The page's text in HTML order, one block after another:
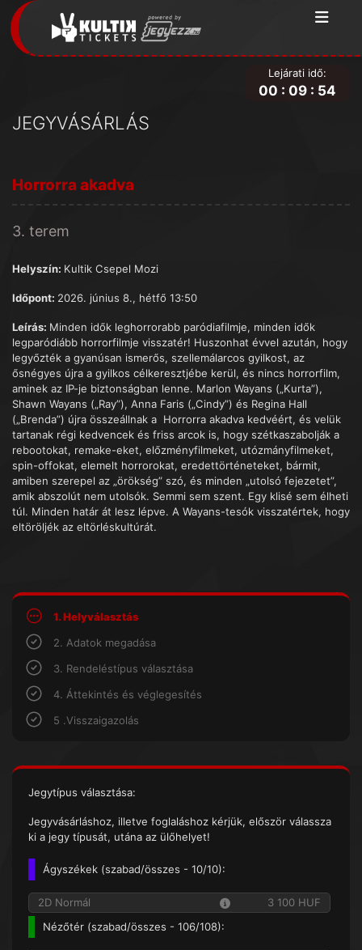
JEGYVÁSÁRLÁS
Lejárati idő:
00 : 09 : 54
Horrorra akadva
3. terem
Helyszín: Kultik Csepel Mozi
Időpont: 2026. június 8., hétfő 13:50
Leírás: Minden idők leghorrorabb paródiafilmje, minden idők
legparódiább horrorfilmje visszatér! Huszonhat évvel azután, hogy
legyőzték a gyanúsan ismerős, szellemálarcos gyilkost, az
ősnégyes újra a gyilkos célkeresztjébe kerül, és nincs horrorfilm,
aminek az IP-je biztonságban lenne. Marlon Wayans („Kurta”),
Shawn Wayans („Ray”), Anna Faris („Cindy”) és Regina Hall
(„Brenda”) újra összeállnak a Horrorra akadva kedvéért, és velük
tartanak régi kedvencek és friss arcok is, hogy szétkaszabolják a
rebootokat, remake-eket, előzményfilmeket, utózmányfilmeket,
spin-offokat, elemelt horrorokat, eredettörténeteket, bármit,
amiben szerepel az „örökség” szó, és minden „utolsó fejezetet”,
amik abszolút nem utolsók. Semmi sem szent. Egy klisé sem élheti
túl. Minden határ át lesz lépve. A Wayans-tesók visszatértek, hogy
eltöröljék az eltörléskultúrát.
1. Helyválasztás
2. Adatok megadása
3. Rendeléstípus választása
4. Áttekintés és véglegesítés
5 .Visszaigazolás
Jegytípus választása:
Jegyvásárláshoz, illetve foglaláshoz kérjük, először válassza
ki a jegy típusát, utána az ülőhelyet!
Ágyszékek (szabad/összes - 10/10):
2D Normál
3 100 HUF
Nézőtér (szabad/összes - 106/108):